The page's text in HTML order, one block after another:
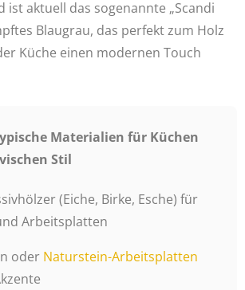
ist aktuell das sogenannte „Scandi
Blaugrau, das perfekt zum Holz
Küche einen modernen Touch
Materialien für Küchen
Stil
(Eiche, Birke, Esche) für
Arbeitsplatten
oder Naturstein-Arbeitsplatten